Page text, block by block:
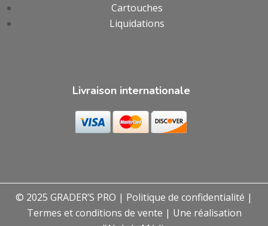
Cartouches
Liquidations
Livraison internationale
© 2025 GRADER’S PRO | Politique de confidentialité |
Termes et conditions de vente | Une réalisation